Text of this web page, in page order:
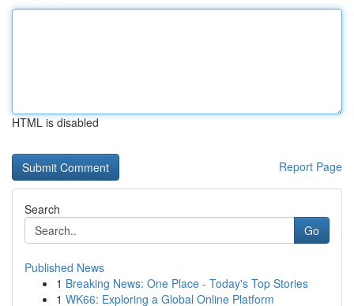
HTML is disabled
Report Page
Search
Go
Published News
1 Breaking News: One Place - Today's Top Stories
1 WK66: Exploring a Global Online Platform